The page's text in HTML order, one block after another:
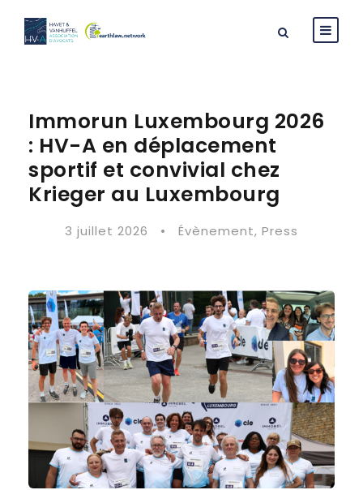
Immorun Luxembourg 2026
: HV-A en déplacement
sportif et convivial chez
Krieger au Luxembourg
3 juillet 2026 • Évènement, Press